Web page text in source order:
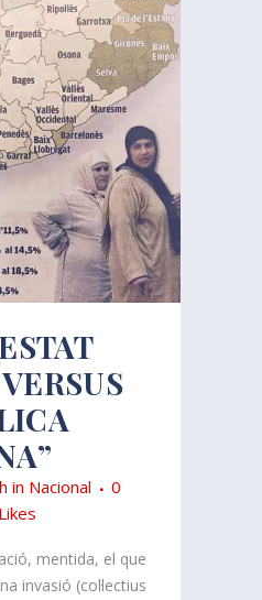
ESTAT
in Nacional
0
Likes
mentida, el que
invasió (col·lectius